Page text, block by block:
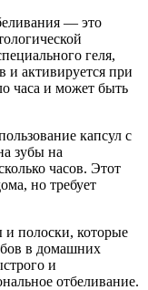
— это
геля,
и активируется при
часа и может быть
капсул с
зубы на
часов. Этот
но требует
полоски, которые
в домашних
и
отбеливание.